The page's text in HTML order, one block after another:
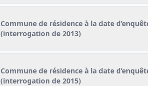
Commune de résidence à la date
(interrogation de 2013)
Commune de résidence à la date
(interrogation de 2015)